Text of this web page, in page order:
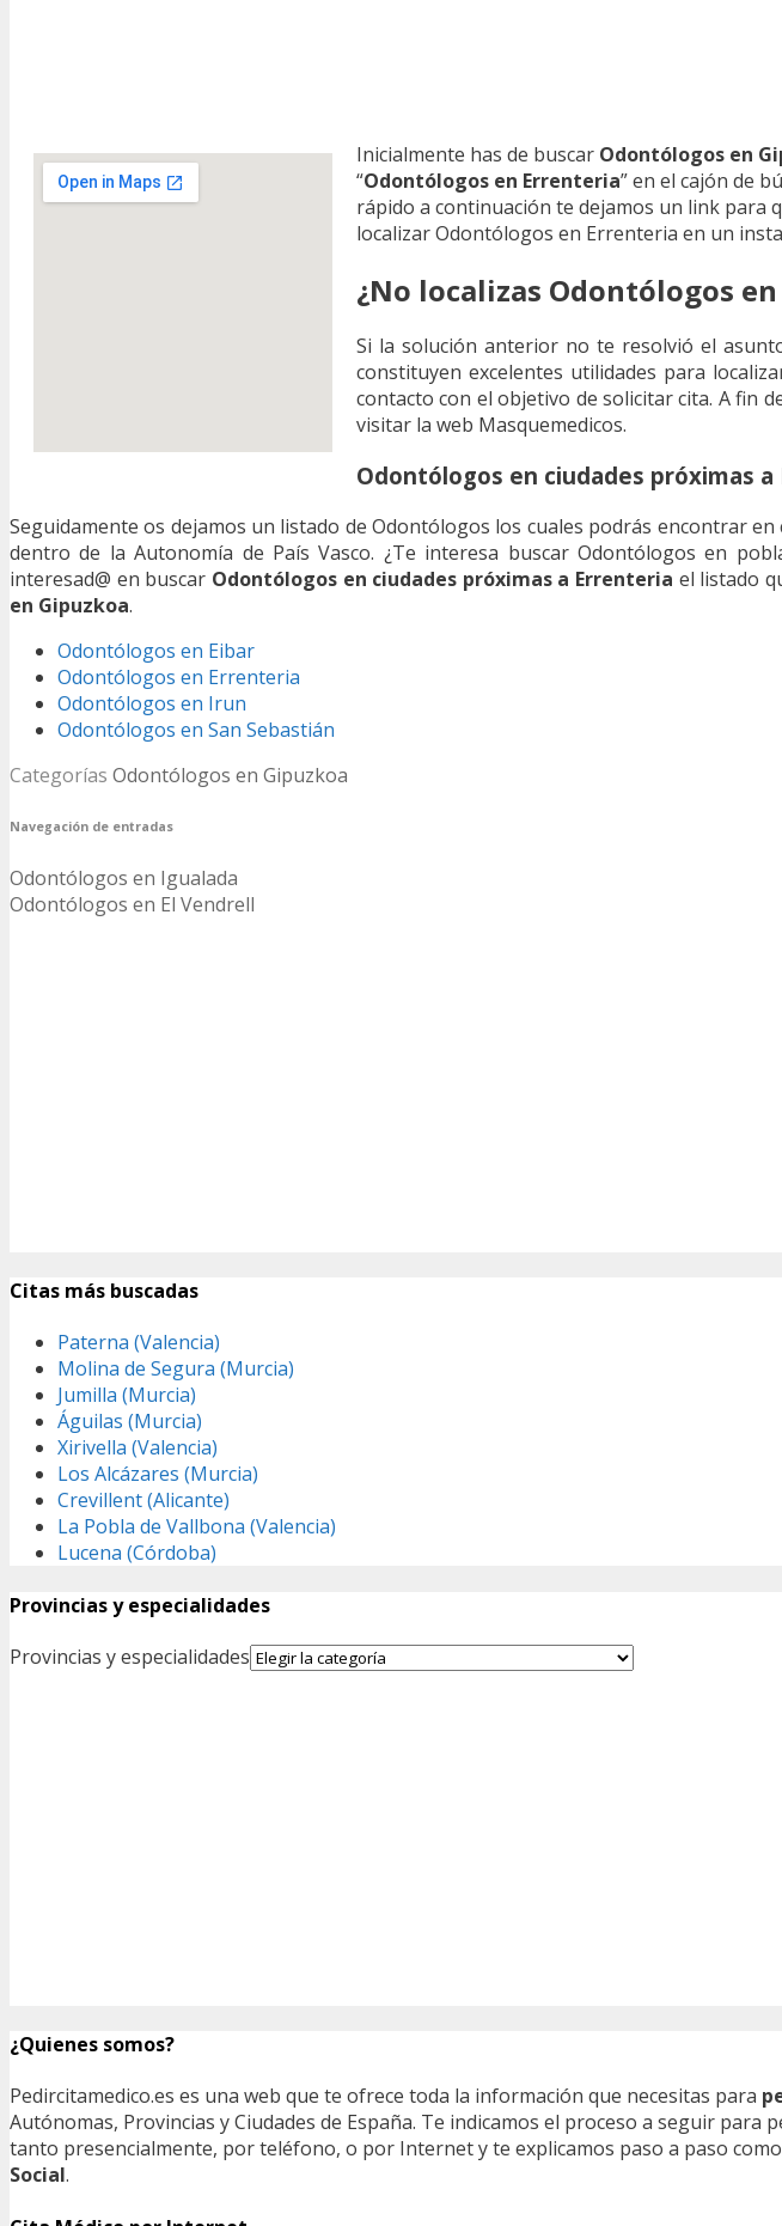
Inicialmente has de buscar Odontólogos en
“Odontólogos en Errenteria” en el cajón de
rápido a continuación te dejamos un link para
localizar Odontólogos en Errenteria en un
¿No localizas Odontólogos
Si la solución anterior no te resolvió el
constituyen excelentes utilidades para
contacto con el objetivo de solicitar cita. A fin
visitar la web Masquemedicos.
Odontólogos en ciudades próximas
Seguidamente os dejamos un listado de Odontólogos los cuales podrás encontrar
dentro de la Autonomía de País Vasco. ¿Te interesa buscar Odontólogos en
interesad@ en buscar Odontólogos en ciudades próximas a Errenteria el listado
en Gipuzkoa.
Odontólogos en Eibar
Odontólogos en Errenteria
Odontólogos en Irun
Odontólogos en San Sebastián
Categorías Odontólogos en Gipuzkoa
Navegación de entradas
Odontólogos en Igualada
Odontólogos en El Vendrell
Citas más buscadas
Paterna (Valencia)
Molina de Segura (Murcia)
Jumilla (Murcia)
Águilas (Murcia)
Xirivella (Valencia)
Los Alcázares (Murcia)
Crevillent (Alicante)
La Pobla de Vallbona (Valencia)
Lucena (Córdoba)
Provincias y especialidades
Provincias y especialidades
¿Quienes somos?
Pedircitamedico.es es una web que te ofrece toda la información que necesitas para
Autónomas, Provincias y Ciudades de España. Te indicamos el proceso a seguir
tanto presencialmente, por teléfono, o por Internet y te explicamos paso a paso como
Social.